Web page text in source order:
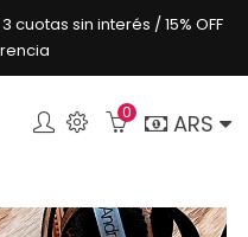
sin interés / 15% OFF
0 ARS